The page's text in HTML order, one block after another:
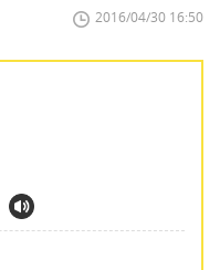
2016/04/30 16:50